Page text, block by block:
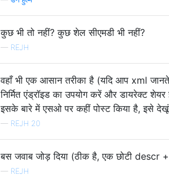
कुछ भी तो नहीं? कुछ शेल सीएमडी भी नहीं?
— REJH
वहाँ भी एक आसान तरीका है (यदि आप xml
निर्मित एंड्रॉइड का उपयोग करें और डायरेक्ट
इसके बारे में एसओ पर कहीं पोस्ट किया है, इसे
— REJH 20
बस जवाब जोड़ दिया (ठीक है, एक छोटी descr
— REJH